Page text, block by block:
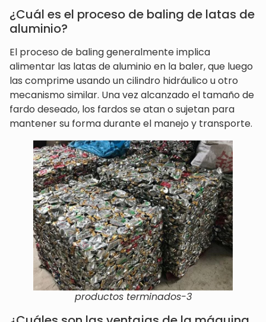
¿Cuál es el proceso de baling de latas de
aluminio?
El proceso de baling generalmente implica
alimentar las latas de aluminio en la baler, que luego
las comprime usando un cilindro hidráulico u otro
mecanismo similar. Una vez alcanzado el tamaño de
fardo deseado, los fardos se atan o sujetan para
mantener su forma durante el manejo y transporte.
productos terminados-3